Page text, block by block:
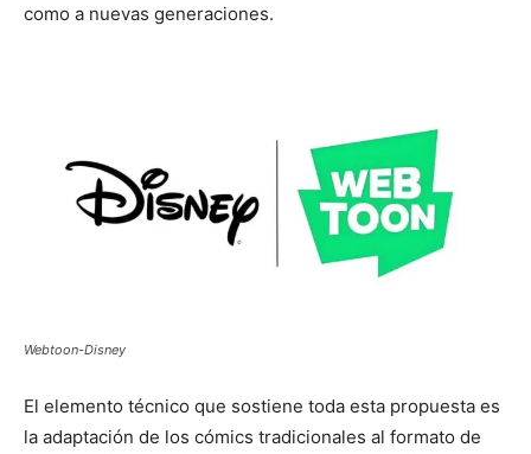
como a nuevas generaciones.
Webtoon-Disney
El elemento técnico que sostiene toda esta propuesta es
la adaptación de los cómics tradicionales al formato de